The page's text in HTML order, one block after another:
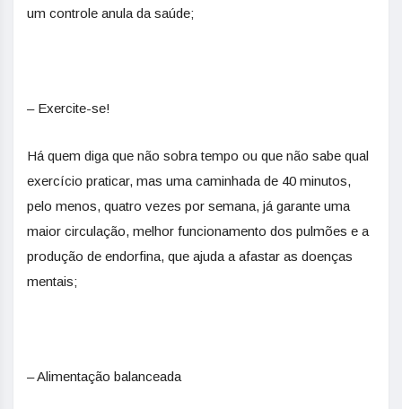
um controle anula da saúde;
– Exercite-se!
Há quem diga que não sobra tempo ou que não sabe qual
exercício praticar, mas uma caminhada de 40 minutos,
pelo menos, quatro vezes por semana, já garante uma
maior circulação, melhor funcionamento dos pulmões e a
produção de endorfina, que ajuda a afastar as doenças
mentais;
– Alimentação balanceada